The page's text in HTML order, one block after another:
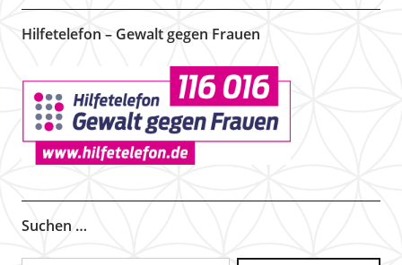
Hilfetelefon – Gewalt gegen Frauen
Suchen …